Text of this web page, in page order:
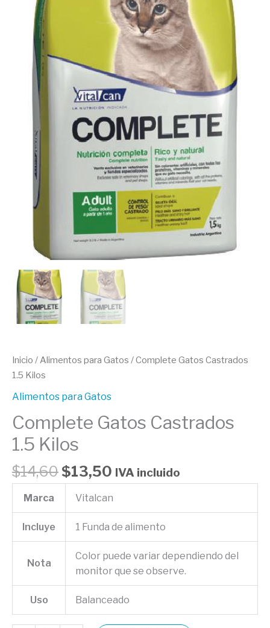
Inicio /Alimentos para Gatos / Complete Gatos Castrados
1.5 Kilos
Alimentos para Gatos
Complete Gatos Castrados
1.5 Kilos
$14,60 $13,50 IVA incluido
Marca Vitalcan
Incluye 1 Funda de alimento
Nota
Color puede variar dependiendo del
monitor que se observe.
Uso Balanceado